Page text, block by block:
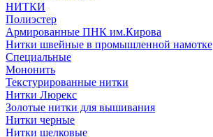
НИТКИ
Полиэстер
Армированные ПНК им.Кирова
Нитки швейные в промышленной намотке
Специальные
Мононить
Текстурированные нитки
Нитки Люрекс
Золотые нитки для вышивания
Нитки черные
Нитки шелковые